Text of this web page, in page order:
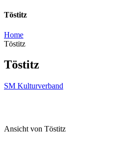
Töstitz
Home
Töstitz
Töstitz
SM Kulturverband
Ansicht von Töstitz